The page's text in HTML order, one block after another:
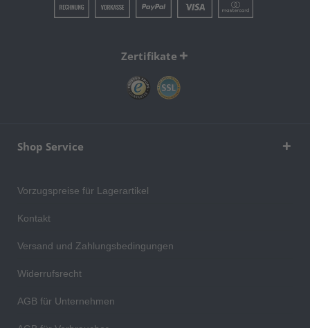
Zertifikate
Shop Service
Vorzugspreise für Lagerartikel
Kontakt
Versand und Zahlungsbedingungen
Widerrufsrecht
AGB für Unternehmen